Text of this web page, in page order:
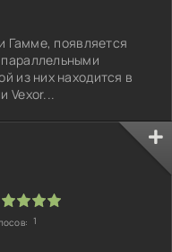
Гамме, появляется
из них находится в
Vexor...
1